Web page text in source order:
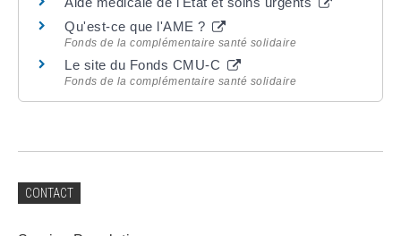
Qu'est-ce que l'AME ?
Fonds de la complémentaire santé solidaire
Le site du Fonds CMU-C
Fonds de la complémentaire santé solidaire
CONTACT